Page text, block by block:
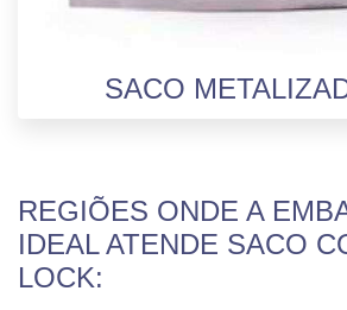
SACO
REGIÕES ONDE A
IDEAL ATENDE SACO
LOCK: